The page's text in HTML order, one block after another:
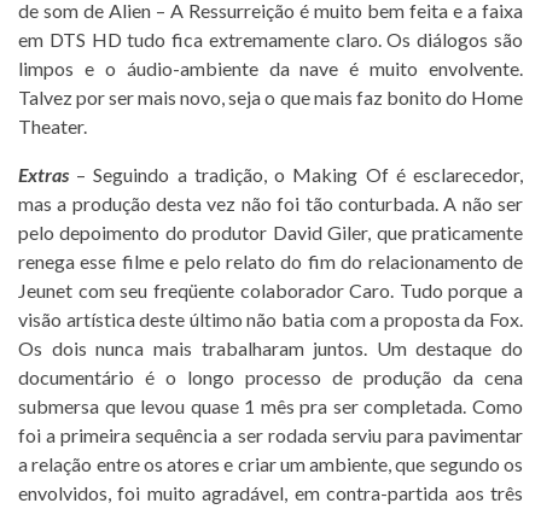
de som de Alien – A Ressurreição é muito bem feita e a faixa
em DTS HD tudo fica extremamente claro. Os diálogos são
limpos e o áudio-ambiente da nave é muito envolvente.
Talvez por ser mais novo, seja o que mais faz bonito do Home
Theater.
Extras – Seguindo a tradição, o Making Of é esclarecedor,
mas a produção desta vez não foi tão conturbada. A não ser
pelo depoimento do produtor David Giler, que praticamente
renega esse filme e pelo relato do fim do relacionamento de
Jeunet com seu freqüente colaborador Caro. Tudo porque a
visão artística deste último não batia com a proposta da Fox.
Os dois nunca mais trabalharam juntos. Um destaque do
documentário é o longo processo de produção da cena
submersa que levou quase 1 mês pra ser completada. Como
foi a primeira sequência a ser rodada serviu para pavimentar
a relação entre os atores e criar um ambiente, que segundo os
envolvidos, foi muito agradável, em contra-partida aos três